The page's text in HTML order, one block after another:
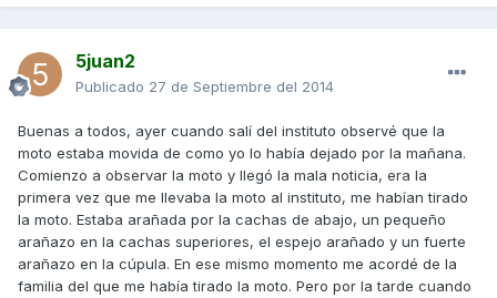
5juan2
Publicado 27 de Septiembre del 2014
Buenas a todos, ayer cuando salí del instituto observé que la
moto estaba movida de como yo lo había dejado por la mañana.
Comienzo a observar la moto y llegó la mala noticia, era la
primera vez que me llevaba la moto al instituto, me habían tirado
la moto. Estaba arañada por la cachas de abajo, un pequeño
arañazo en la cachas superiores, el espejo arañado y un fuerte
arañazo en la cúpula. En ese mismo momento me acordé de la
familia del que me había tirado la moto. Pero por la tarde cuando